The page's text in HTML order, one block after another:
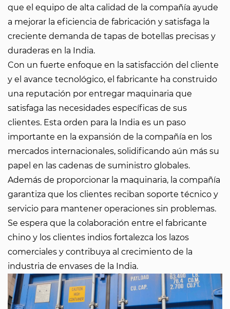
que el equipo de alta calidad de la compañía ayude
a mejorar la eficiencia de fabricación y satisfaga la
creciente demanda de tapas de botellas precisas y
duraderas en la India.
Con un fuerte enfoque en la satisfacción del cliente
y el avance tecnológico, el fabricante ha construido
una reputación por entregar maquinaria que
satisfaga las necesidades específicas de sus
clientes. Esta orden para la India es un paso
importante en la expansión de la compañía en los
mercados internacionales, solidificando aún más su
papel en las cadenas de suministro globales.
Además de proporcionar la maquinaria, la compañía
garantiza que los clientes reciban soporte técnico y
servicio para mantener operaciones sin problemas.
Se espera que la colaboración entre el fabricante
chino y los clientes indios fortalezca los lazos
comerciales y contribuya al crecimiento de la
industria de envases de la India.